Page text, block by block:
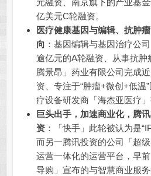
元融资、南京旗下的产业基
亿美元C轮融资。
医疗健康基因与编辑、抗肿
向 ：基因编辑与基因治疗公
逾亿元的A轮融资、从事抗
腾景昂」药业有限公司完成
资、专注于“肿瘤+微创+低温
疗设备研发商「海杰亚医疗」
巨头出手，加速商业化，腾
资：「快手」此轮被认为是
而另一腾讯投资的公司「超
运营一体化的运营平台，早
导购」宣布的与智慧商业服